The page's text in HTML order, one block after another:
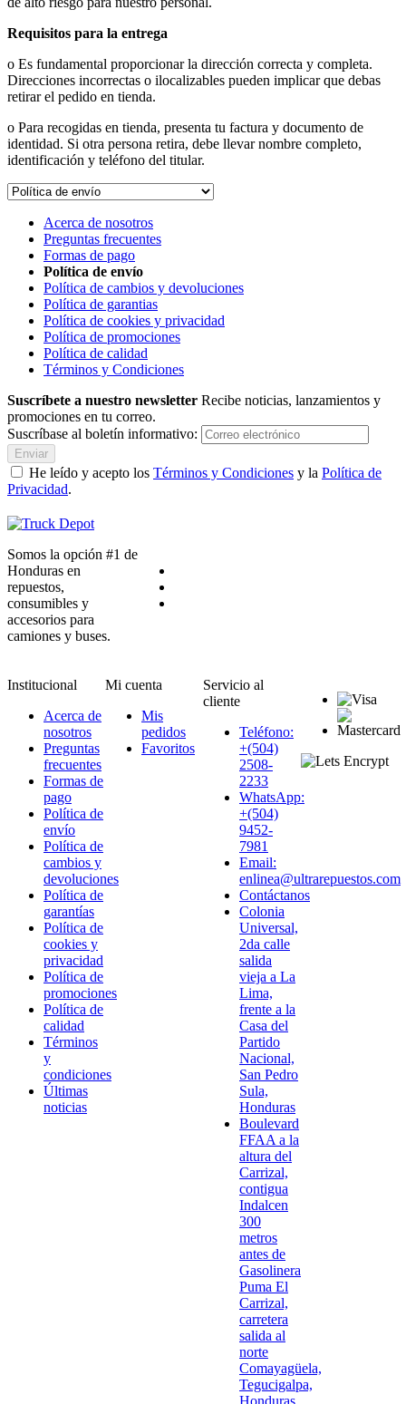
Requisitos para la entrega
o Es fundamental proporcionar la dirección correcta y completa.
Direcciones incorrectas o ilocalizables pueden implicar que debas
retirar el pedido en tienda.
o Para recogidas en tienda, presenta tu factura y documento de
identidad. Si otra persona retira, debe llevar nombre completo,
identificación y teléfono del titular.
Acerca de nosotros
Preguntas frecuentes
Formas de pago
Política de envío
Política de cambios y devoluciones
Política de garantias
Política de cookies y privacidad
Política de promociones
Política de calidad
Términos y Condiciones
Suscríbete a nuestro newsletter Recibe noticias, lanzamientos y
promociones en tu correo.
Suscríbase al boletín informativo:
Enviar
He leído y acepto los Términos y Condiciones y la Política de
Privacidad.
Somos la opción #1 de
Honduras en
repuestos,
consumibles y
accesorios para
camiones y buses.
Institucional
Acerca de
nosotros
Preguntas
frecuentes
Formas de
pago
Política de
envío
Política de
cambios y
devoluciones
Política de
garantías
Política de
cookies y
privacidad
Política de
promociones
Política de
calidad
Términos
y
condiciones
Últimas
noticias
Mi cuenta
Mis
pedidos
Favoritos
Servicio al
cliente
Teléfono:
+(504)
2508-
2233
WhatsApp:
+(504)
9452-
7981
Email:
enlinea@ultrarepuestos.com
Contáctanos
Colonia
Universal,
2da calle
salida
vieja a La
Lima,
frente a la
Casa del
Partido
Nacional,
San Pedro
Sula,
Honduras
Boulevard
FFAA a la
altura del
Carrizal,
contigua
Indalcen
300
metros
antes de
Gasolinera
Puma El
Carrizal,
carretera
salida al
norte
Comayagüela,
Tegucigalpa,
Honduras